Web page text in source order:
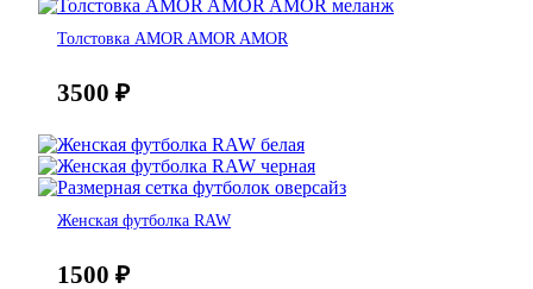
Толстовка AMOR AMOR AMOR
3500 ₽
Женская футболка RAW
1500 ₽